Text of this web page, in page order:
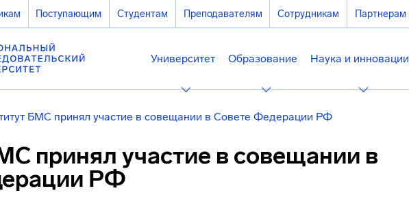
Поступающим Студентам Преподавателям Сотрудникам Партнерам
Университет Образование Наука и инновации
БМС принял участие в совещании в Совете Федерации РФ
принял участие в совещании в
РФ